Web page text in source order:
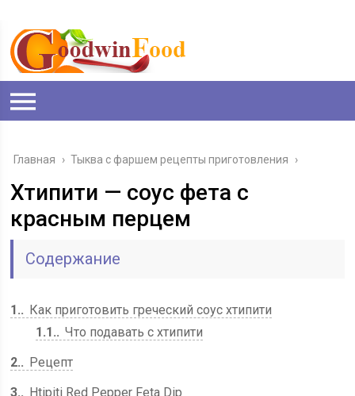
Главная › Тыква с фаршем рецепты приготовления ›
Хтипити — соус фета с
красным перцем
Содержание
1.
Как приготовить греческий соус хтипити
1.1.
Что подавать с хтипити
2.
Рецепт
3.
Htipiti Red Pepper Feta Dip